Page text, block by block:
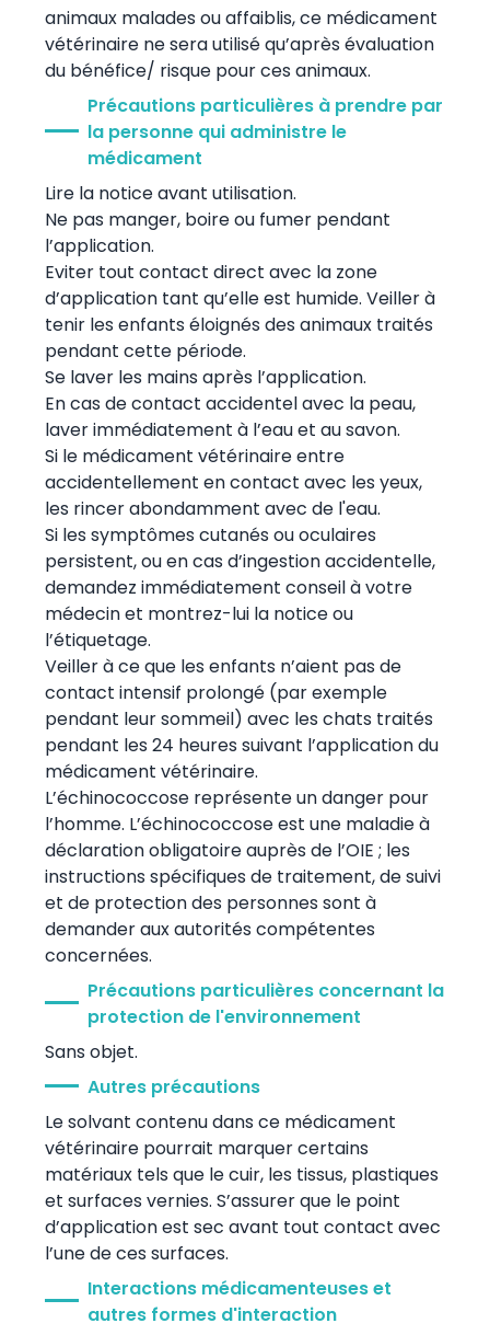
animaux malades ou affaiblis, ce médicament
vétérinaire ne sera utilisé qu’après évaluation
du bénéfice/ risque pour ces animaux.
Précautions particulières à prendre par
la personne qui administre le
médicament
Lire la notice avant utilisation.
Ne pas manger, boire ou fumer pendant
l’application.
Eviter tout contact direct avec la zone
d’application tant qu’elle est humide. Veiller à
tenir les enfants éloignés des animaux traités
pendant cette période.
Se laver les mains après l’application.
En cas de contact accidentel avec la peau,
laver immédiatement à l’eau et au savon.
Si le médicament vétérinaire entre
accidentellement en contact avec les yeux,
les rincer abondamment avec de l'eau.
Si les symptômes cutanés ou oculaires
persistent, ou en cas d’ingestion accidentelle,
demandez immédiatement conseil à votre
médecin et montrez-lui la notice ou
l’étiquetage.
Veiller à ce que les enfants n’aient pas de
contact intensif prolongé (par exemple
pendant leur sommeil) avec les chats traités
pendant les 24 heures suivant l’application du
médicament vétérinaire.
L’échinococcose représente un danger pour
l’homme. L’échinococcose est une maladie à
déclaration obligatoire auprès de l’OIE ; les
instructions spécifiques de traitement, de suivi
et de protection des personnes sont à
demander aux autorités compétentes
concernées.
Précautions particulières concernant la
protection de l'environnement
Sans objet.
Autres précautions
Le solvant contenu dans ce médicament
vétérinaire pourrait marquer certains
matériaux tels que le cuir, les tissus, plastiques
et surfaces vernies. S’assurer que le point
d’application est sec avant tout contact avec
l’une de ces surfaces.
Interactions médicamenteuses et
autres formes d'interaction